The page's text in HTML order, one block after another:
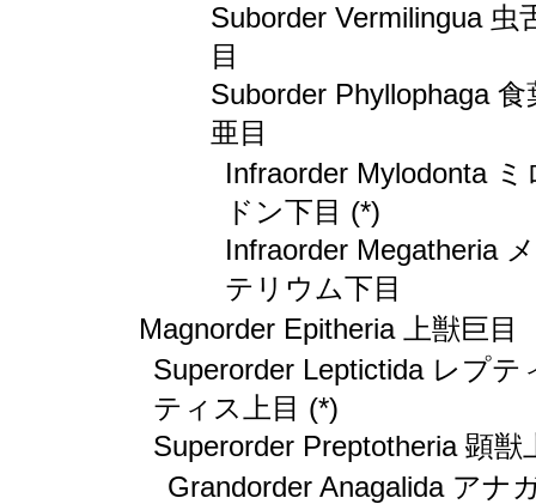
Suborder Vermilingua 虫
目
Suborder Phyllophaga 食
亜目
Infraorder Mylodonta ミ
ドン下目 (*)
Infraorder Megatheria
テリウム下目
Magnorder Epitheria 上獣巨目
Superorder Leptictida レプテ
ティス上目 (*)
Superorder Preptotheria 顕獣
Grandorder Anagalida アナ